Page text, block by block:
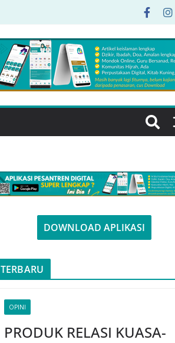
DOWNLOAD APLIKASI
TERBARU
OPINI
PRODUK RELASI KUASA-